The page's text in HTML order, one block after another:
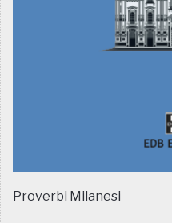
Proverbi Milanesi